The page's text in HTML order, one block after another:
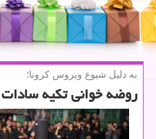
به دلیل شیوع ویروس كرونا؛
روضه خوانی تكیه